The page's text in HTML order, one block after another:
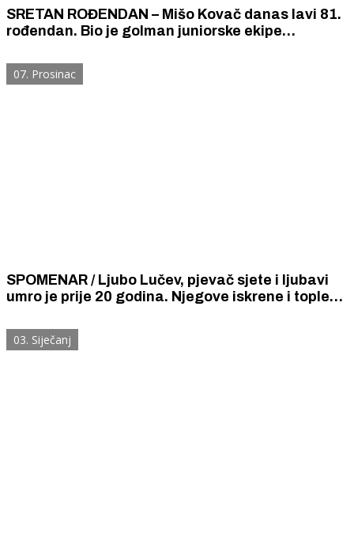
SRETAN ROĐENDAN – Mišo Kovač danas lavi 81.
rođendan. Bio je golman juniorske ekipe
glazbi kada je čuo šibenskog trubadura Ljubu
Lučeva.
07. Prosinac
SPOMENAR / Ljubo Lučev, pjevač sjete i ljubavi
umro je prije 20 godina. Njegove iskrene i tople
03. Siječanj